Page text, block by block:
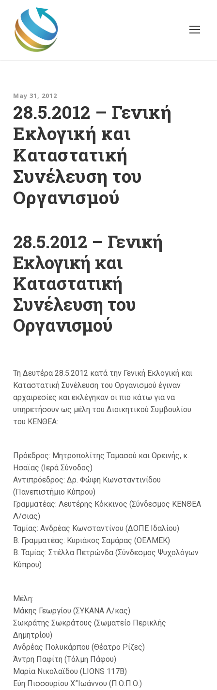
May 31, 2012
28.5.2012 – Γενική
Εκλογική και
Καταστατική
Συνέλευση του
Οργανισμού
28.5.2012 – Γενική
Εκλογική και
Καταστατική
Συνέλευση του
Οργανισμού
Τη Δευτέρα 28.5.2012 κατά την Γενική Εκλογική και
Καταστατική Συνέλευση του Οργανισμού έγιναν
αρχαιρεσίες και εκλέγηκαν οι πιο κάτω για να
υπηρετήσουν ως μέλη του Διοικητικού Συμβουλίου
του ΚΕΝΘΕΑ:
Πρόεδρος: Μητροπολίτης Ταμασού και Ορεινής, κ.
Ησαϊας (Ιερά Σύνοδος)
Αντιπρόεδρος: Δρ. Φώφη Κωνσταντινίδου
(Πανεπιστήμιο Κύπρου)
Γραμματέας: Λευτέρης Κόκκινος (Σύνδεσμος ΚΕΝΘΕΑ
Λ/σιας)
Ταμίας: Ανδρέας Κωνσταντίνου (ΔΟΠΕ Ιδαλίου)
Β. Γραμματέας: Κυριάκος Σαμάρας (ΟΕΛΜΕΚ)
Β. Ταμίας: Στέλλα Πετρώνδα (Σύνδεσμος Ψυχολόγων
Κύπρου)
Μέλη:
Μάκης Γεωργίου (ΣΥΚΑΝΑ Λ/κας)
Σωκράτης Σωκράτους (Σωματείο Περικλής
Δημητρίου)
Ανδρέας Πολυκάρπου (Θέατρο Ρίζες)
Άντρη Παφίτη (Τόλμη Πάφου)
Μαρία Νικολαϊδου (LIONS 117Β)
Εύη Πισσουρίου Χ”Ιωάννου (Π.Ο.Π.Ο.)